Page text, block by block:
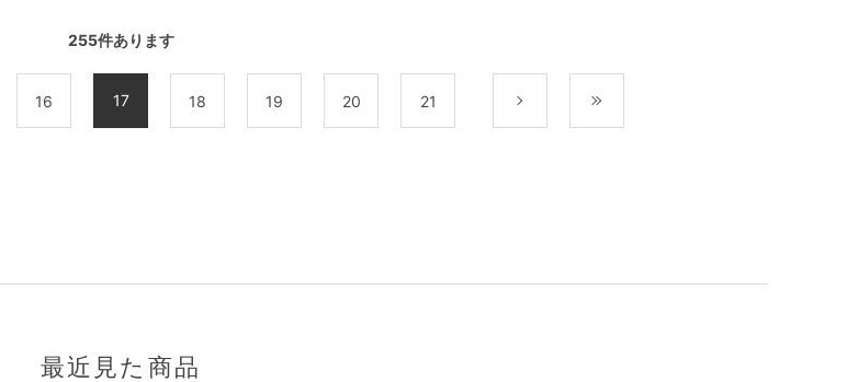
255件あります
16 17 18 19 20 21
最近見た商品